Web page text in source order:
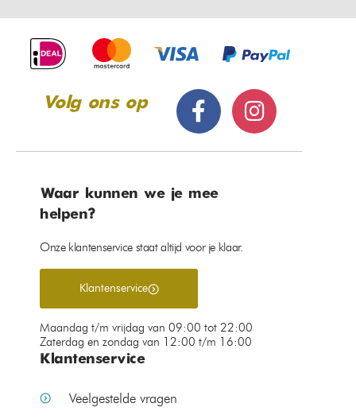
Volg ons op
Waar kunnen we je mee
helpen?
Onze klantenservice staat altijd voor je klaar.
Klantenservice
Maandag t/m vrijdag van 09:00 tot 22:00
Zaterdag en zondag van 12:00 t/m 16:00
Klantenservice
Veelgestelde vragen